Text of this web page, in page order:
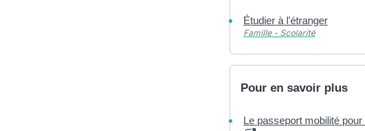
Étudier à l'étranger
Famille - Scolarité
Pour en savoir plus
Le passeport mobilité